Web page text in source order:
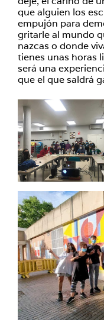
que alguien los
empujón para
gritarle al mundo
nazcas o donde
tienes unas horas
será una
que el que saldrá